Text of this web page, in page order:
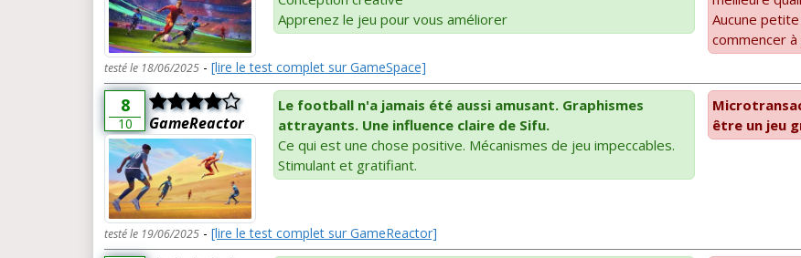
Apprenez le jeu pour vous améliorer
Aucune
commencer
testé le 18/06/2025 - [lire le test complet sur GameSpace]
8
10 GameReactor
Le football n'a jamais été aussi amusant. Graphismes
attrayants. Une influence claire de Sifu.
Ce qui est une chose positive. Mécanismes de jeu impeccables.
Stimulant et gratifiant.
être un jeu
testé le 19/06/2025 - [lire le test complet sur GameReactor]